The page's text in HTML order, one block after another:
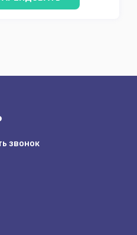
звонок